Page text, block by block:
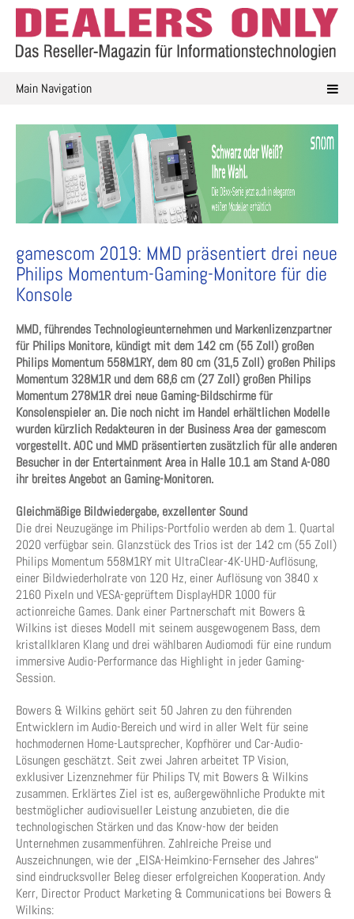
Skip
content
Main Navigation
gamescom 2019: MMD präsentiert drei neue
Philips Momentum-Gaming-Monitore für die
Konsole
MMD, führendes Technologieunternehmen und Markenlizenzpartner
für Philips Monitore, kündigt mit dem 142 cm (55 Zoll) großen
Philips Momentum 558M1RY, dem 80 cm (31,5 Zoll) großen Philips
Momentum 328M1R und dem 68,6 cm (27 Zoll) großen Philips
Momentum 278M1R drei neue Gaming-Bildschirme für
Konsolenspieler an. Die noch nicht im Handel erhältlichen Modelle
wurden kürzlich Redakteuren in der BusinessArea der gamescom
vorgestellt. AOC und MMD präsentierten zusätzlich für alle anderen
Besucher in der Entertainment Area in Halle 10.1 am Stand A-080
ihr breites Angebot an Gaming-Monitoren.
Gleichmäßige Bildwiedergabe, exzellenter Sound
Die drei Neuzugänge im Philips-Portfolio werden ab dem 1. Quartal
2020 verfügbar sein. Glanzstück des Trios ist der 142 cm (55 Zoll)
Philips Momentum 558M1RY mit UltraClear-4K-UHD-Auflösung,
einer Bildwiederholrate von 120 Hz, einer Auflösung von 3840 x
2160 Pixeln und VESA-geprüftem DisplayHDR 1000 für
actionreiche Games. Dank einer Partnerschaft mit Bowers &
Wilkins ist dieses Modell mit seinem ausgewogenem Bass, dem
kristallklaren Klang und drei wählbaren Audiomodi für eine rundum
immersive Audio-Performance das Highlight in jeder Gaming-
Session.
Bowers & Wilkins gehört seit 50 Jahren zu den führenden
Entwicklern im Audio-Bereich und wird in aller Welt für seine
hochmodernen Home-Lautsprecher, Kopfhörer und Car-Audio-
Lösungen geschätzt. Seit zwei Jahren arbeitet TP Vision,
exklusiver Lizenznehmer für Philips TV, mit Bowers & Wilkins
zusammen. Erklärtes Ziel ist es, außergewöhnliche Produkte mit
bestmöglicher audiovisueller Leistung anzubieten, die die
technologischen Stärken und das Know-how der beiden
Unternehmen zusammenführen. Zahlreiche Preise und
Auszeichnungen, wie der „EISA-Heimkino-Fernseher des Jahres“
sind eindrucksvoller Beleg dieser erfolgreichen Kooperation. Andy
Kerr, Director Product Marketing & Communications bei Bowers &
Wilkins: